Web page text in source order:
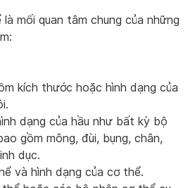
mối quan tâm chung của những
kích thước hoặc hình dạng của
dạng của hầu như bất kỳ bộ
gồm mông, đùi, bụng, chân,
dục.
và hình dạng của cơ thể.